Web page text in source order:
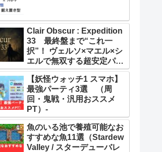
Clair Obscur : Expedition
33 最終盤まで“これ一
択”！ ヴェルソ×マエル×シ
エルで無双する超安定パー
ティー構築ガイド
【妖怪ウォッチ1 スマホ】
最強パーティ3選 （周
回・鬼戦・汎用おススメ
PT）-
魚のいる池で養殖可能なお
すすめな魚11選（Stardew
Valley / スターデューバレ